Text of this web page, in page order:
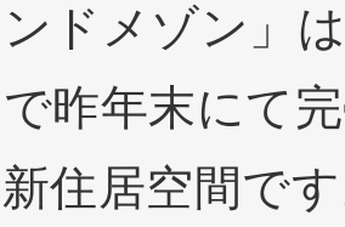
ンドメゾン」
昨年末にて
住居空間で